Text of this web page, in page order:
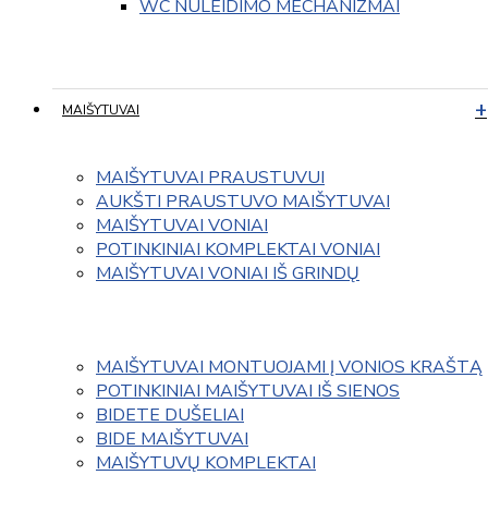
WC NULEIDIMO MECHANIZMAI
MAIŠYTUVAI
MAIŠYTUVAI PRAUSTUVUI
AUKŠTI PRAUSTUVO MAIŠYTUVAI
MAIŠYTUVAI VONIAI
POTINKINIAI KOMPLEKTAI VONIAI
MAIŠYTUVAI VONIAI IŠ GRINDŲ
MAIŠYTUVAI MONTUOJAMI Į VONIOS KRAŠTĄ
POTINKINIAI MAIŠYTUVAI IŠ SIENOS
BIDETE DUŠELIAI
BIDE MAIŠYTUVAI
MAIŠYTUVŲ KOMPLEKTAI